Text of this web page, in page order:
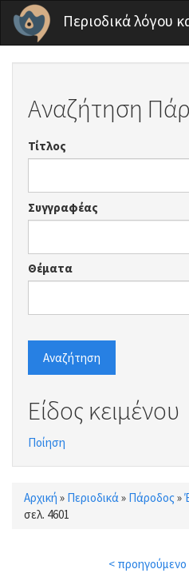
Παράκαμψη προς το κυρίως
Περιοδικά λόγου
Αναζήτηση
Τίτλος
Συγγραφέας
Θέματα
Αναζήτηση
Είδος κειμένου
Ποίηση
Είστε εδώ
Αρχική » Περιοδικά » Πάροδος »
σελ. 4601
< προηγούμενο